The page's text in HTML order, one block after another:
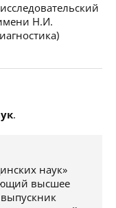
Н.И.
.
наук»
высшее